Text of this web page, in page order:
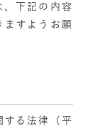
、下記の内容
ますようお願
する法律（平